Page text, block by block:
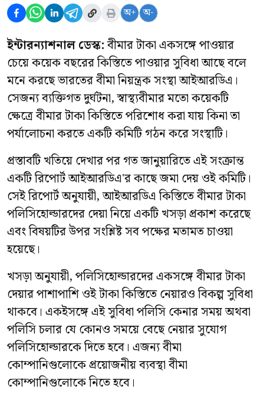
অ+ অ-
ইন্টারন্যাশনাল ডেস্ক:বীমার টাকা একসঙ্গে পাওয়ার
চেয়ে কয়েক বছরের কিস্তিতে পাওয়ার সুবিধা আছে বলে
মনে করছে ভারতের বীমা নিয়ন্ত্রক সংস্থা আইআরডিএ।
সেজন্য ব্যক্তিগত দুর্ঘটনা, স্বাস্থ্যবীমার মতো কয়েকটি
ক্ষেত্রে বীমার টাকা কিস্তিতে পরিশোধ করা যায় কিনা তা
পর্যালোচনা করতে একটি কমিটি গঠন করে সংস্থাটি।
প্রস্তাবটি খতিয়ে দেখার পর গত জানুয়ারিতে এই সংক্রান্ত
একটি রিপোর্ট আইআরডিএ'র কাছে জমা দেয় ওই কমিটি।
সেই রিপোর্ট অনুযায়ী, আইআরডিএ কিস্তিতে বীমার টাকা
পলিসিহোল্ডারদের দেয়া নিয়ে একটি খসড়া প্রকাশ করেছে
এবং বিষয়টির উপর সংশ্লিষ্ট সব পক্ষের মতামত চাওয়া
হয়েছে।
খসড়া অনুযায়ী, পলিসিহোল্ডারদের একসঙ্গে বীমার টাকা
দেয়ার পাশাপাশি ওই টাকা কিস্তিতে নেয়ারও বিকল্প সুবিধা
থাকবে। একইসঙ্গে এই সুবিধা পলিসি কেনার সময় অথবা
পলিসি চলার যে কোনও সময়ে বেছে নেয়ার সুযোগ
পলিসিহোল্ডারকে দিতে হবে। এজন্য বীমা
কোম্পানিগুলোকে প্রয়োজনীয় ব্যবস্থা বীমা
কোম্পানিগুলোকে নিতে হবে।